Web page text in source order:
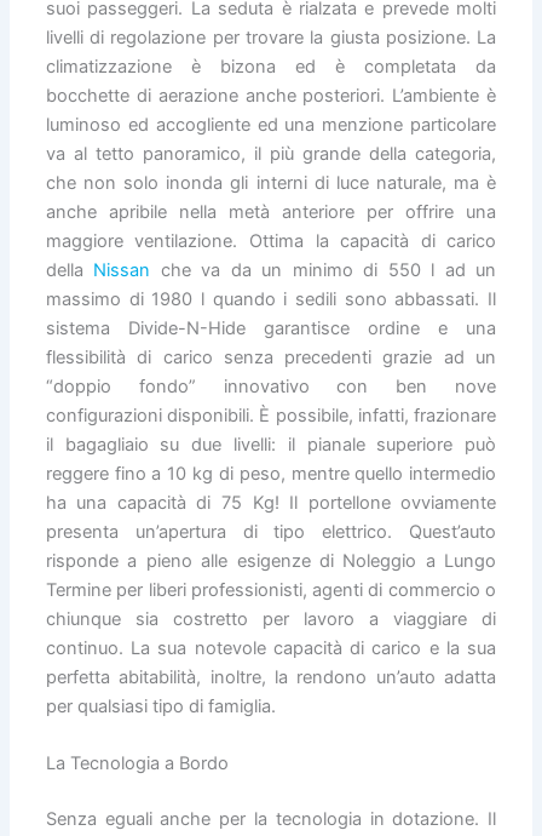
suoi passeggeri. La seduta è rialzata e prevede molti
livelli di regolazione per trovare la giusta posizione. La
climatizzazione è bizona ed è completata da
bocchette di aerazione anche posteriori. L’ambiente è
luminoso ed accogliente ed una menzione particolare
va al tetto panoramico, il più grande della categoria,
che non solo inonda gli interni di luce naturale, ma è
anche apribile nella metà anteriore per offrire una
maggiore ventilazione. Ottima la capacità di carico
della Nissan che va da un minimo di 550 l ad un
massimo di 1980 l quando i sedili sono abbassati. Il
sistema Divide-N-Hide garantisce ordine e una
flessibilità di carico senza precedenti grazie ad un
“doppio fondo” innovativo con ben nove
configurazioni disponibili. È possibile, infatti, frazionare
il bagagliaio su due livelli: il pianale superiore può
reggere fino a 10 kg di peso, mentre quello intermedio
ha una capacità di 75 Kg! Il portellone ovviamente
presenta un’apertura di tipo elettrico. Quest’auto
risponde a pieno alle esigenze di Noleggio a Lungo
Termine per liberi professionisti, agenti di commercio o
chiunque sia costretto per lavoro a viaggiare di
continuo. La sua notevole capacità di carico e la sua
perfetta abitabilità, inoltre, la rendono un’auto adatta
per qualsiasi tipo di famiglia.
La Tecnologia a Bordo
Senza eguali anche per la tecnologia in dotazione. Il